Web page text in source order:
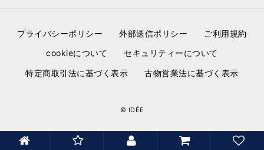
プライバシーポリシー 外部送信ポリシー
ご利用規約
cookieについて
セキュリティーについて
特定商取引法に基づく表示
古物営業法に基づく表示
© IDÉE